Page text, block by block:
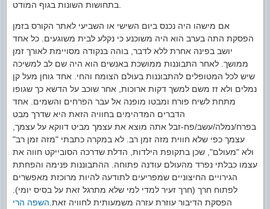
אם מישהו היה נכנס ביום השישי או השביעי לאתר הקורס בזמן
הפסקת התה בערב הוא היה משוכנע כי נקלע לבית משוגעים. כל אחד
יושב בפינה אחרת ללא לדבר, בוהה בנקודה מסויימת לאורך זמן
ממושך. לאחר התבוננות ממושכת באנשים הוא היה שם לב למשיכה
שיש לכל המטופלים להתבוננות בעולם הצומח והחי. אחד גוחן מעל קן
נמלים ולא זז משם למשך דקות ארוכות, אחר שוכב על הדשא כך שגופו
מתחת לשיח פורח ומבטו מופנה אל עבר הפרחים והשמים. אחד
הדברים המדהימים בחוויה הזאת היא שדרך מבט
בפרח/נמלה/עשב/פח-זבל אתה מוצא את עצמך מביט דווקא על עצמך,
עצמך כפי שלא חווית מזה זמן רב. לא במקרה כתבתי "מזה זמן רב"
ולא "מעולם", שכן בתקופת הילדות, הדלת שדרכה הסובייקט חווה את
עצמו כבלתי נפרד מהעולם עודנה פתוחה. ההתבוננות פנימה והפחתת
הגירויים החיצוניים שמפריעים לתודעה להיות מרוכזת מאפשרים
לפתוח חרך (חרך זעיר למדי למי שלא מתרגל זאת על בסיס יומי).
הפסקת הדיבור עוזרת עזרה משמעותית לחוויה זאת. השפה הרי